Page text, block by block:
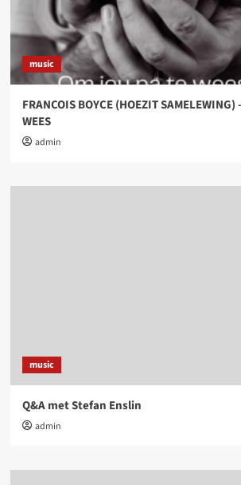
music
FRANCOIS BOYCE (HOEZIT SAMELEWING)
WEES
admin
music
Q&A met Stefan Enslin
admin